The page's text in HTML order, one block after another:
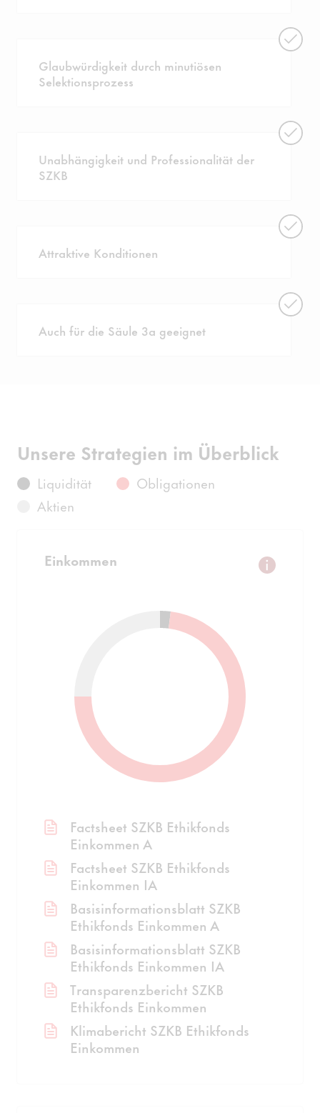
Glaubwürdigkeit durch minutiösen
Selektionsprozess
Unabhängigkeit und Professionalität der
SZKB
Attraktive Konditionen
Auch für die Säule 3a geeignet
Unsere Strategien im Überblick
Liquidität
Obligationen
Aktien
Einkommen
Factsheet SZKB Ethikfonds
Einkommen A
Factsheet SZKB Ethikfonds
Einkommen IA
Basisinformationsblatt SZKB
Ethikfonds Einkommen A
Basisinformationsblatt SZKB
Ethikfonds Einkommen IA
Transparenzbericht SZKB
Ethikfonds Einkommen
Klimabericht SZKB Ethikfonds
Einkommen